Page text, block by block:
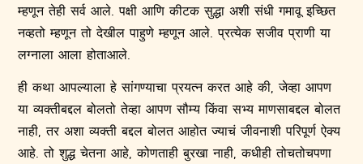
म्हणून तेही सर्व आले. पक्षी आणि कीटक सुद्धा अशी संधी गमावू इच्छित
नव्हतो म्हणून तो देखील पाहुणे म्हणून आले. प्रत्येक सजीव प्राणी या
लग्नाला आला होताआले.
ही कथा आपल्याला हे सांगण्याचा प्रयत्न करत आहे की, जेव्हा आपण
या व्यक्तीबद्दल बोलतो तेव्हा आपण सौम्य किंवा सभ्य माणसाबद्दल बोलत
नाही, तर अशा व्यक्ती बद्दल बोलत आहोत ज्याचं जीवनाशी परिपूर्ण ऐक्य
आहे. तो शुद्ध चेतना आहे, कोणताही बुरखा नाही, कधीही तोचतोचपणा